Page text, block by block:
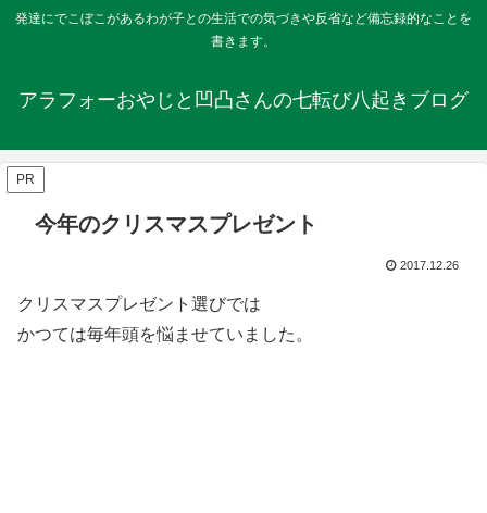
発達にでこぼこがあるわが子との生活での気づきや反省など備忘録的なことを
書きます。
アラフォーおやじと凹凸さんの七転び八起きブログ
PR
今年のクリスマスプレゼント
2017.12.26
クリスマスプレゼント選びでは
かつては毎年頭を悩ませていました。